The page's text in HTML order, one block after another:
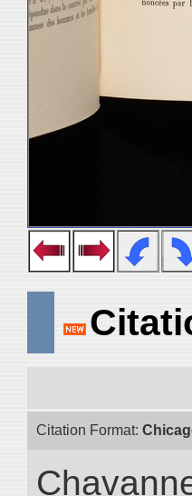
Citation Format: